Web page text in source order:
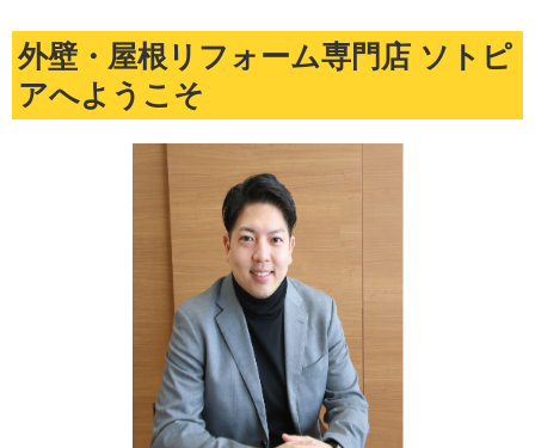
外壁・屋根リフォーム専門店 ソトピ
アへようこそ